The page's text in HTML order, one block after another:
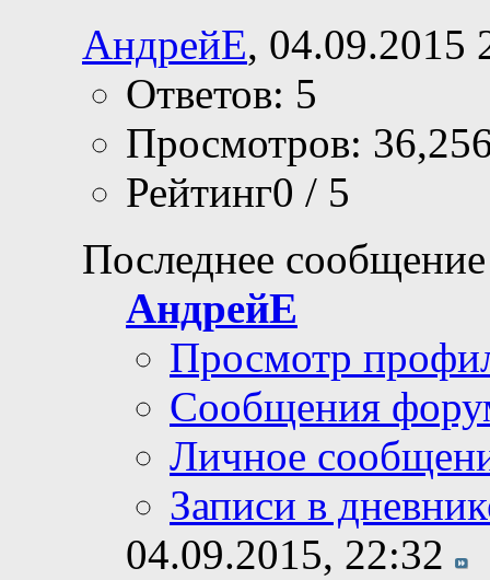
АндрейЕ, 04.09.2015
Ответов: 5
Просмотров:
Рейтинг0 / 5
Последнее
АндрейЕ
Просмотр
Сообщения
Личное
Записи в
04.09.2015, 22:32